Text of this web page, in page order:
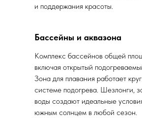
и поддержания красоты.
Бассейны и аквазона
Комплекс бассейнов общей
включая открытый
Зона для плавания работает
системе подогрева. Шезлонги,
воды создают идеальные
южным солнцем в любой сезон.